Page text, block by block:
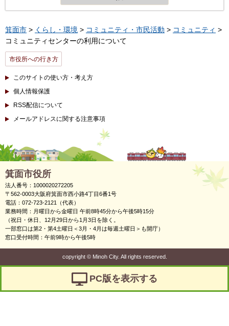
箕面市 > くらし・環境 > コミュニティ・市民活動 > コミュニティ >
コミュニティセンターの利用について
市役所への行き方
このサイトの使い方・考え方
個人情報保護
RSS配信について
メールアドレスに関する注意事項
箕面市役所
法人番号：1000020272205
〒562-0003大阪府箕面市西小路4丁目6番1号
電話：072-723-2121（代表）
業務時間：月曜日から金曜日 午前8時45分から午後5時15分
（祝日・休日、12月29日から1月3日を除く。
一部窓口は第2・第4土曜日＜3月・4月は毎週土曜日＞も開庁）
窓口受付時間：午前9時から午後5時
copyright ©Minoh City. All rights reserved.
PC版を表示する